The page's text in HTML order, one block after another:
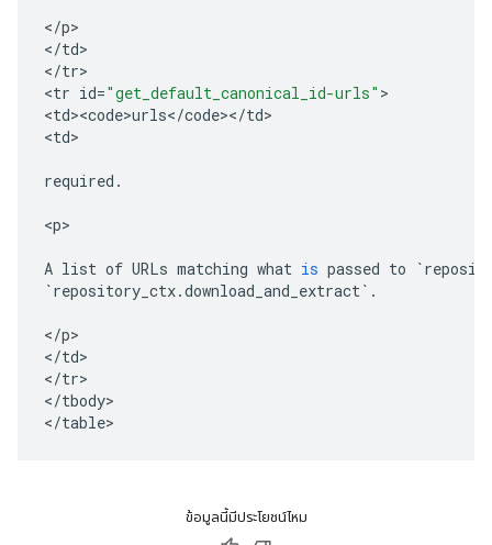
</p>
</td>
</tr>
<tr id="get_default_canonical_id-urls" >
<td><code>urls</code></td>
<td>
required .
<p>
A list of URLs matching what is passed to `
`repository_ctx.download_and_extract` .
</p>
</td>
</tr>
</tbody>
</table
ข้อมูลนี้มีประโยชน์ไหม